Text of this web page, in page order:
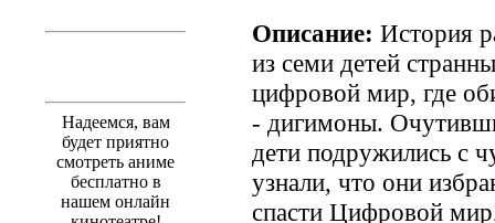
Надеемся, вам
будет приятно
смотреть аниме
бесплатно в
нашем онлайн
Описание: История
из семи детей
цифровой мир, где
- дигимоны.
дети подружились с
узнали, что они
спасти Цифровой